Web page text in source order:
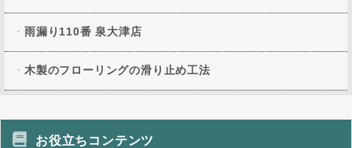
雨漏り110番 泉大津店
木製のフローリングの滑り止め工法
お役立ちコンテンツ